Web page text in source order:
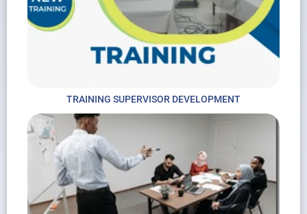
TRAINING SUPERVISOR DEVELOPMENT